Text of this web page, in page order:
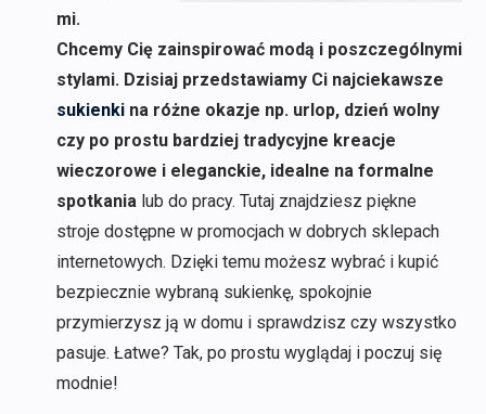
mi.
Chcemy Cię zainspirować modą i poszczególnymi
stylami. Dzisiaj przedstawiamy Ci najciekawsze
sukienkina różne okazje np. urlop, dzień wolny
czy po prostu bardziej tradycyjne kreacje
wieczorowe i eleganckie, idealne na formalne
spotkania lub do pracy. Tutaj znajdziesz piękne
stroje dostępne w promocjach w dobrych sklepach
internetowych. Dzięki temu możesz wybrać i kupić
bezpiecznie wybraną sukienkę, spokojnie
przymierzysz ją w domu i sprawdzisz czy wszystko
pasuje. Łatwe? Tak, po prostu wyglądaj i poczuj się
modnie!